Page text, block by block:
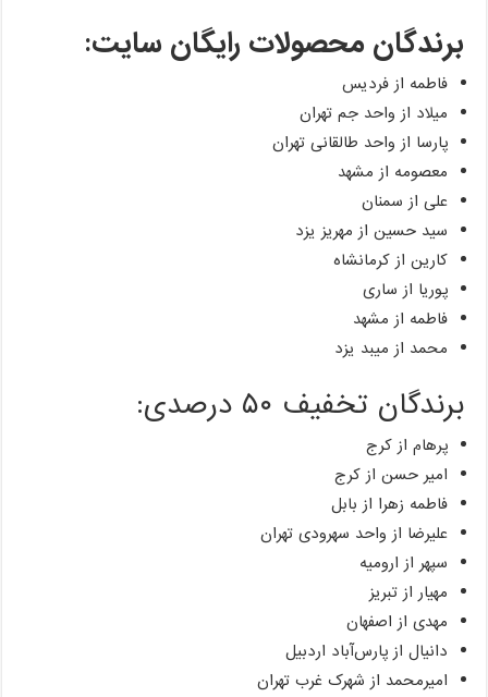
برندگان محصولات رایگان سایت:
فاطمه از فردیس
میلاد از واحد جم تهران
پارسا از واحد طالقانی تهران
معصومه از مشهد
علی از سمنان
سید حسین از مهریز یزد
کارین از کرمانشاه
پوریا از ساری
فاطمه از مشهد
محمد از میبد یزد
برندگان تخفیف ۵۰ درصدی:
پرهام از کرج
امیر حسن از کرج
فاطمه زهرا از بابل
علیرضا از واحد سهرودی تهران
سپهر از ارومیه
مهیار از تبریز
مهدی از اصفهان
دانیال از پارس‌آباد اردبیل
امیرمحمد از شهرک غرب تهران